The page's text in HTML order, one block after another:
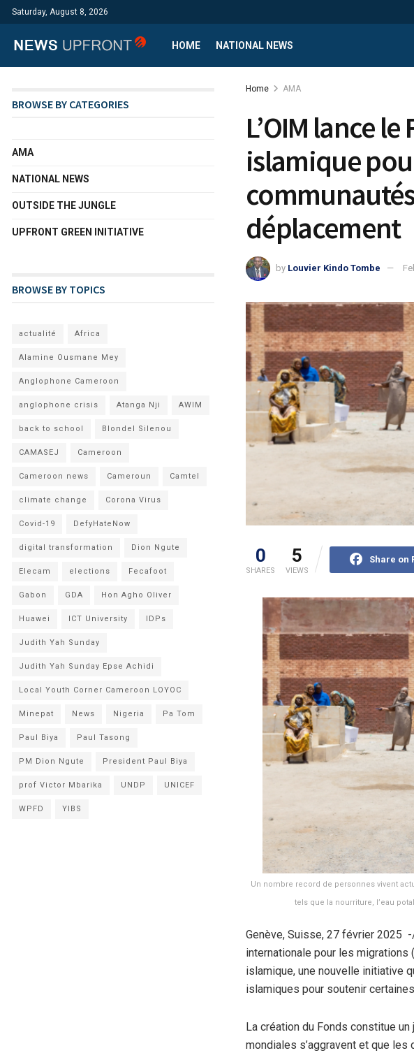
Saturday, August 8, 2026
HOME NATIONAL NEWS
Home AMA
L’OIM lance
islamique
déplacement
by Louvier Kindo Tombe
0
SHARES
5
VIEWS
Share on
Un nombre record de personnes vivent
tels que la nourriture, l’eau
Genève, Suisse, 27 février 2025
internationale pour les migrations
islamique, une nouvelle initiative
islamiques pour soutenir
La création du Fonds constitue
mondiales s’aggravent et que les
BROWSE BY CATEGORIES
AMA
NATIONAL NEWS
OUTSIDE THE JUNGLE
UPFRONT GREEN INITIATIVE
BROWSE BY TOPICS
actualité Africa
Alamine Ousmane Mey
Anglophone Cameroon
anglophone crisis Atanga Nji AWIM
back to school Blondel Silenou
CAMASEJ Cameroon
Cameroon news Cameroun Camtel
climate change Corona Virus
Covid-19 DefyHateNow
digital transformation Dion Ngute
Elecam elections Fecafoot
Gabon GDA Hon Agho Oliver
Huawei ICT University IDPs
Judith Yah Sunday
Judith Yah Sunday Epse Achidi
Local Youth Corner Cameroon LOYOC
Minepat News Nigeria Pa Tom
Paul Biya Paul Tasong
PM Dion Ngute President Paul Biya
prof Victor Mbarika UNDP UNICEF
WPFD YIBS